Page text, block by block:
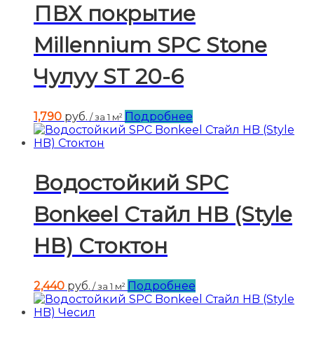
ПВХ покрытие
Millennium SPC Stone
Чулуу ST 20-6
1,790 руб. / за 1 м² Подробнее
Водостойкий SPC
Bonkeel Стайл HB (Style
HB) Стоктон
2,440 руб. / за 1 м² Подробнее